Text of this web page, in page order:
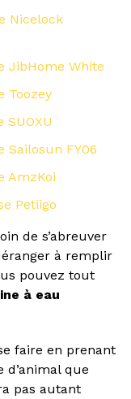
Nicelock
JibHome White
Toozey
Sailosun FY06
AmzKoi
Petiigo
de s’abreuver
à remplir
pouvez tout
à eau
faire en prenant
que
pas autant